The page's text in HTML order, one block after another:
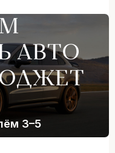
АВТО
3–5